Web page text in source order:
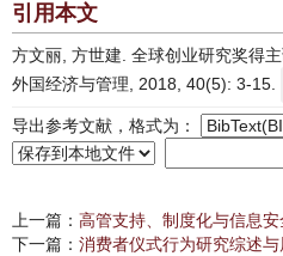
引用本文
方文丽, 方世建. 全球创业研究奖得
外国经济与管理, 2018, 40(5): 3-15.
导出参考文献，格式为：
上一篇： 高管支持、制度化与信息
下一篇： 消费者仪式行为研究综述与